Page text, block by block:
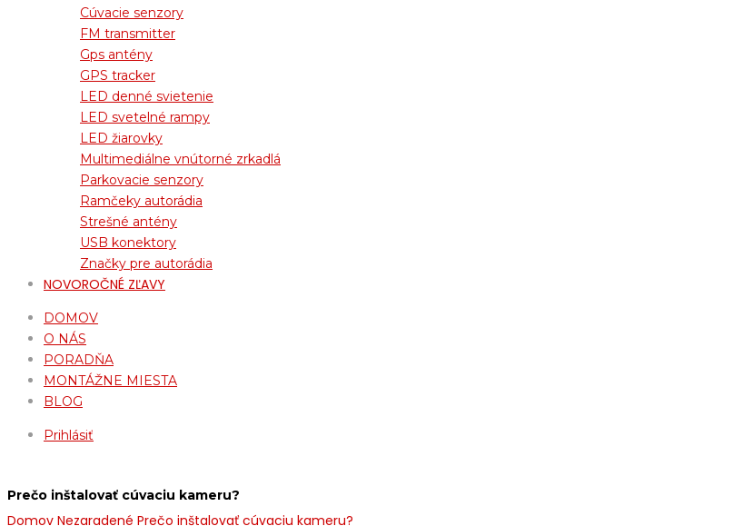
Cúvacie senzory
FM transmitter
Gps antény
GPS tracker
LED denné svietenie
LED svetelné rampy
LED žiarovky
Multimediálne vnútorné zrkadlá
Parkovacie senzory
Ramčeky autorádia
Strešné antény
USB konektory
Značky pre autorádia
NOVOROČNÉ ZĽAVY
DOMOV
O NÁS
PORADŇA
MONTÁŽNE MIESTA
BLOG
Prihlásiť
Prečo inštalovať cúvaciu kameru?
Domov Nezaradené Prečo inštalovať cúvaciu kameru?